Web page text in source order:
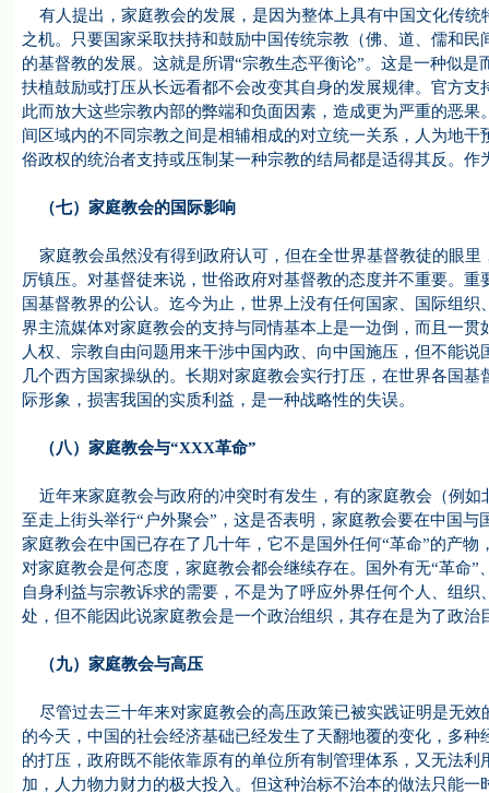
有人提出，家庭教会的发展，是因为整体上具有中国文化传
之机。只要国家采取扶持和鼓励中国传统宗教（佛、道、儒和
的基督教的发展。这就是所谓“宗教生态平衡论”。这是一种似
扶植鼓励或打压从长远看都不会改变其自身的发展规律。官方
此而放大这些宗教内部的弊端和负面因素，造成更为严重的恶
间区域内的不同宗教之间是相辅相成的对立统一关系，人为地
俗政权的统治者支持或压制某一种宗教的结局都是适得其反。
（七）家庭教会的国际影响
家庭教会虽然没有得到政府认可，但在全世界基督教徒的眼
厉镇压。对基督徒来说，世俗政府对基督教的态度并不重要。
国基督教界的公认。迄今为止，世界上没有任何国家、国际组
界主流媒体对家庭教会的支持与同情基本上是一边倒，而且一
人权、宗教自由问题用来干涉中国内政、向中国施压，但不能
几个西方国家操纵的。长期对家庭教会实行打压，在世界各国
际形象，损害我国的实质利益，是一种战略性的失误。
（八）家庭教会与“XXX革命”
近年来家庭教会与政府的冲突时有发生，有的家庭教会（例
至走上街头举行“户外聚会”，这是否表明，家庭教会要在中国
家庭教会在中国已存在了几十年，它不是国外任何“革命”的产
对家庭教会是何态度，家庭教会都会继续存在。国外有无“革命
自身利益与宗教诉求的需要，不是为了呼应外界任何个人、组
处，但不能因此说家庭教会是一个政治组织，其存在是为了政治
（九）家庭教会与高压
尽管过去三十年来对家庭教会的高压政策已被实践证明是无
的今天，中国的社会经济基础已经发生了天翻地覆的变化，多
的打压，政府既不能依靠原有的单位所有制管理体系，又无法
加，人力物力财力的极大投入。但这种治标不治本的做法只能